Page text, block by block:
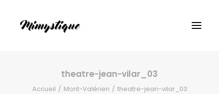
theatre-jean-vilar_03
Accueil Mont-Valérien theatre-jean-vilar_03